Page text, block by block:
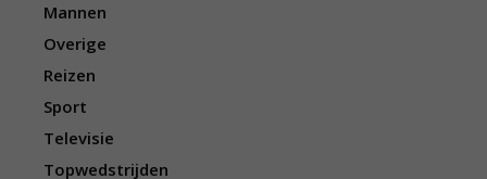
Mannen
Overige
Reizen
Sport
Televisie
Topwedstrijden